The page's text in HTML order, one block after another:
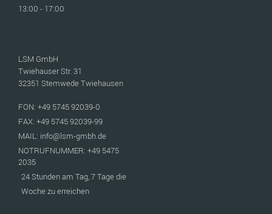
13:00 - 17:00
LSM GmbH
Twiehauser Str. 31
32351 Stemwede Twiehausen
FON: +49 5745 92039-0
FAX: +49 5745 92039-99
MAIL: info@lsm-gmbh.de
NOTRUFNUMMER: +49 5475
2035
24 Stunden am Tag, 7 Tage die
Woche zu erreichen